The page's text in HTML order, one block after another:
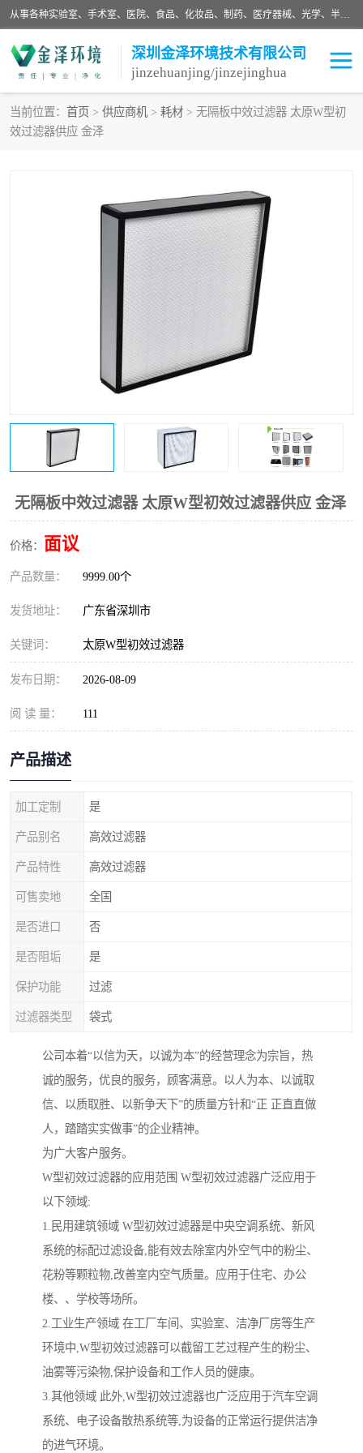
从事各种实验室、手术室、医院、食品、化妆品、制药、医疗器械、光学、半导体、精密电子等无尘车间行业的洁净车间装修设计、净化设备、恒温恒湿空调的设计制作与安装、净化系统工程项目施工及其技术支持服务。
深圳金泽环境技术有限公司
jinzehuanjing/jinzejinghua
当前位置： 首页 > 供应商机 > 耗材 > 无隔板中效过滤器 太原W型初
效过滤器供应 金泽
无隔板中效过滤器 太原W型初效过滤器供应 金泽
价格： 面议
产品数量： 9999.00个
发货地址： 广东省深圳市
关键词： 太原W型初效过滤器
发布日期： 2026-08-09
阅 读 量： 111
产品描述
加工定制 是
产品别名 高效过滤器
产品特性 高效过滤器
可售卖地 全国
是否进口 否
是否阻垢 是
保护功能 过滤
过滤器类型 袋式
公司本着“以信为天，以诚为本”的经营理念为宗旨，热
诚的服务，优良的服务，顾客满意。以人为本、以诚取
信、以质取胜、以新争天下”的质量方针和“正 正直直做
人，踏踏实实做事”的企业精神。
为广大客户服务。
W型初效过滤器的应用范围 W型初效过滤器广泛应用于
以下领域:
1.民用建筑领域 W型初效过滤器是中央空调系统、新风
系统的标配过滤设备,能有效去除室内外空气中的粉尘、
花粉等颗粒物,改善室内空气质量。应用于住宅、办公
楼、、学校等场所。
2.工业生产领域 在工厂车间、实验室、洁净厂房等生产
环境中,W型初效过滤器可以截留工艺过程产生的粉尘、
油雾等污染物,保护设备和工作人员的健康。
3.其他领域 此外,W型初效过滤器也广泛应用于汽车空调
系统、电子设备散热系统等,为设备的正常运行提供洁净
的进气环境。
耗材
GMP车间净化
生命工程
食品饮料
光电车间
恒温恒湿净化空调